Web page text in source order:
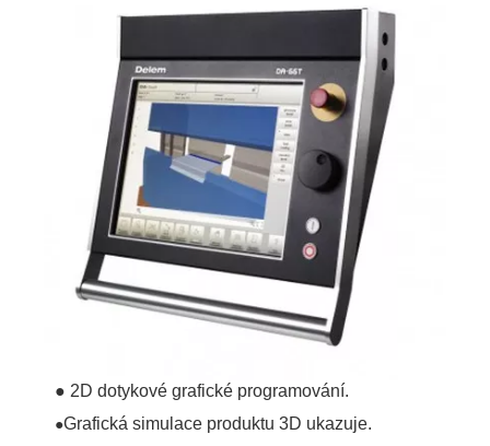
● 2D dotykové grafické programování.
●Grafická simulace produktu 3D ukazuje.